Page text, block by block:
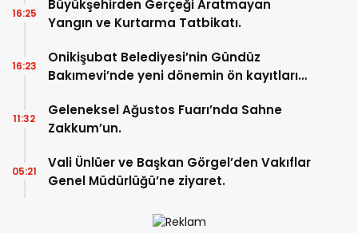
Büyükşehirden Gerçeği Aratmayan
Yangın ve Kurtarma Tatbikatı.
16:25
Onikişubat Belediyesi’nin Gündüz
Bakımevi’nde yeni dönemin ön kayıtları
16:23
Geleneksel Ağustos Fuarı’nda Sahne
Zakkum’un.
11:32
Vali Ünlüer ve Başkan Görgel’den Vakıflar
Genel Müdürlüğü’ne ziyaret.
05:21